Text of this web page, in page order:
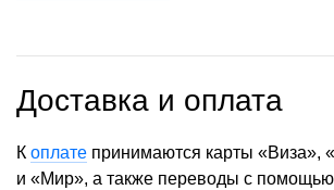
Доставка и оплата
К оплате принимаются карты «Виза»,
и «Мир», а также переводы с